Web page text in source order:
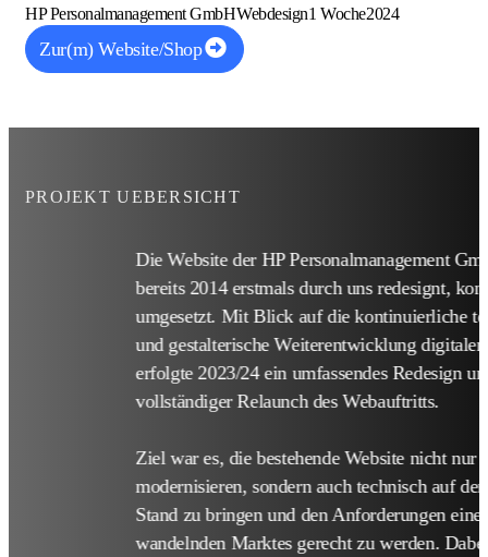
HP Personalmanagement GmbHWebdesign1 Woche2024
Zur(m) Website/Shop
PROJEKT UEBERSICHT
Die Website der HP Personalmanagement
bereits 2014 erstmals durch uns redesignt,
umgesetzt. Mit Blick auf die kontinuierliche
und gestalterische Weiterentwicklung
erfolgte 2023/24 ein umfassendes Redesign
vollständiger Relaunch des Webauftritts.
Ziel war es, die bestehende Website nicht nur
modernisieren, sondern auch technisch auf
Stand zu bringen und den Anforderungen
wandelnden Marktes gerecht zu werden.